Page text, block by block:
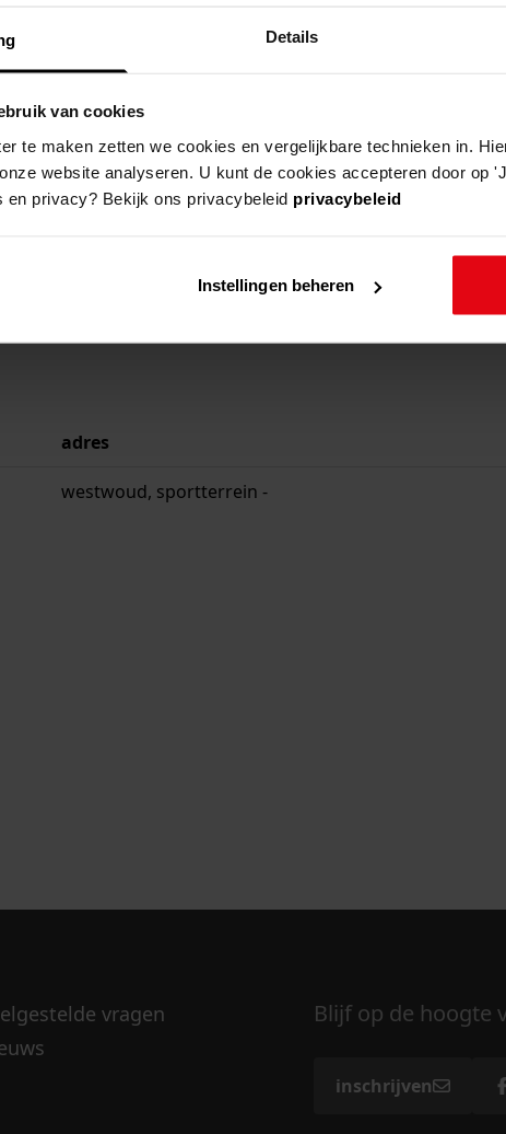
Details
van cookies
te maken zetten we cookies en vergelijkbare technieken in.
website analyseren. U kunt de cookies accepteren door op
en privacy? Bekijk ons privacybeleid privacybeleid
Instellingen beheren
adres
westwoud, sportterrein -
vragen
Blijf op de hoogte
inschrijven